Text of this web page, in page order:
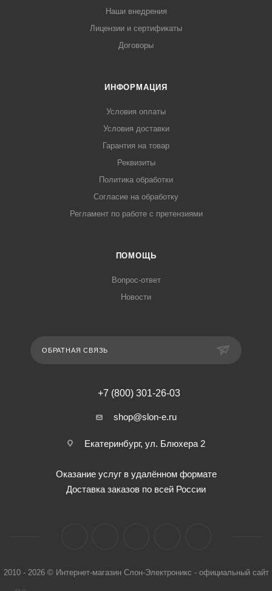
Наши внедрения
Лицензии и сертификаты
Договоры
ИНФОРМАЦИЯ
Условия оплаты
Условия доставки
Гарантия на товар
Реквизиты
Политика обработки
Согласие на обработку
Регламент по работе с претензиями
ПОМОЩЬ
Вопрос-ответ
Новости
ОБРАТНАЯ СВЯЗЬ
+7 (800) 301-26-03
shop@slon-e.ru
Екатеринбург, ул. Блюхера 2
Оказание услуг в удалённом формате
Доставка заказов по всей России
2010 - 2026 © Интернет-магазин Слон-Электроникс - официальный сайт